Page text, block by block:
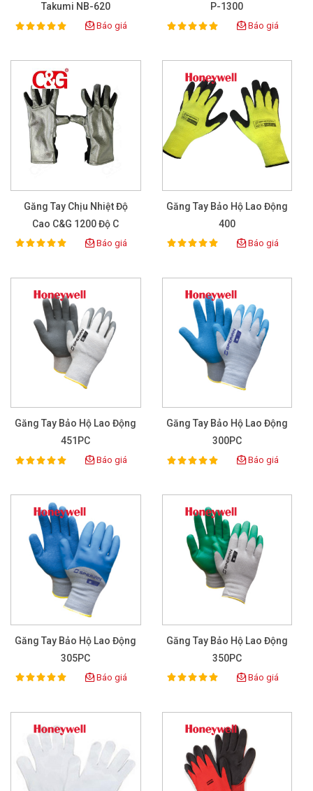
Takumi NB-620
Rating:
100% Báo giá
P-1300
Rating:
100% Báo giá
Găng Tay Chịu Nhiệt Độ
Cao C&G 1200 Độ C
Rating:
100% Báo giá
Găng Tay Bảo Hộ Lao Động
400
Rating:
100% Báo giá
Găng Tay Bảo Hộ Lao Động
451PC
Rating:
100% Báo giá
Găng Tay Bảo Hộ Lao Động
300PC
Rating:
100% Báo giá
Găng Tay Bảo Hộ Lao Động
305PC
Rating:
100% Báo giá
Găng Tay Bảo Hộ Lao Động
350PC
Rating:
100% Báo giá